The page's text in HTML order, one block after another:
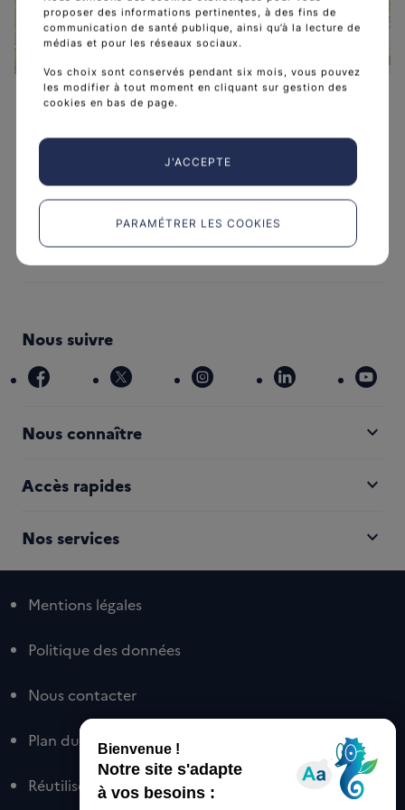
Leaflet |©OpenStreetMapcontributors
L'Institut national du cancer est l’agence d'expertise
sanitaire et scientifique en cancérologie de l’État.
arrow_forward
Nous suivre
facebook x instagram linkedin
Nous connaître expand_more
Accès rapides expand_more
Nos services expand_more
Mentions légales
Politique des données
Nous contacter
Plan du site
Réutiliser nos contenus
proposer des informations pertinentes, à des fins de
communication de santé publique, ainsi qu’à la lecture de
médias et pour les réseaux sociaux.
Vos choix sont conservés pendant six mois, vous pouvez
les modifier à tout moment en cliquant sur gestion des
cookies en bas de page.
J'ACCEPTE
PARAMÉTRER LES COOKIES